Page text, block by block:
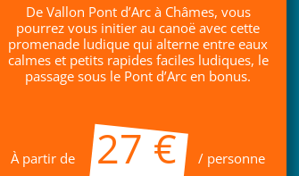
De Vallon Pont d’Arc à Châmes, vous
pourrez vous initier au canoë avec cette
promenade ludique qui alterne entre eaux
calmes et petits rapides faciles ludiques, le
passage sous le Pont d’Arc en bonus.
À partir de 27 € / personne